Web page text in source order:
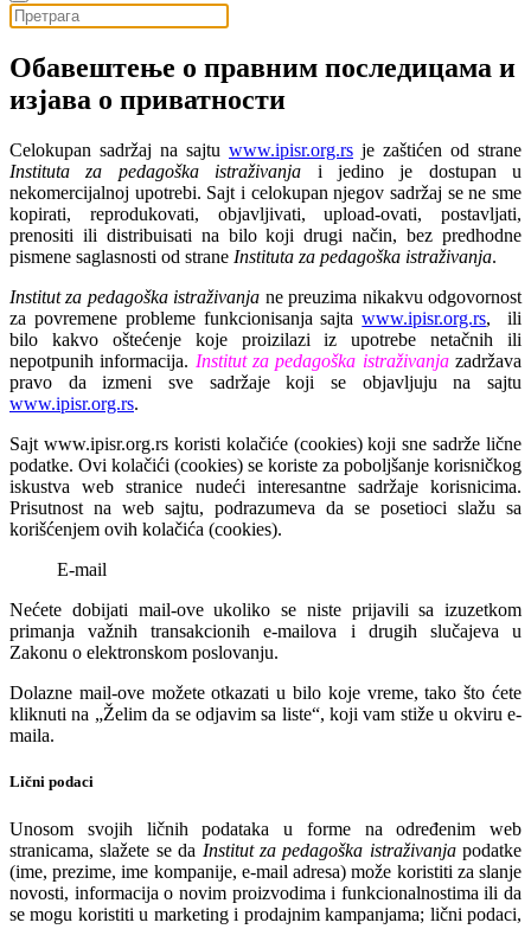
Обавештење о правним последицама и
изјава о приватности
Celokupan sadržaj na sajtu www.ipisr.org.rs je zaštićen od strane
Instituta za pedagoška istraživanja i jedino je dostupan u
nekomercijalnoj upotrebi. Sajt i celokupan njegov sadržaj se ne sme
kopirati, reprodukovati, objavljivati, upload-ovati, postavljati,
prenositi ili distribuisati na bilo koji drugi način, bez predhodne
pismene saglasnosti od strane Instituta za pedagoška istraživanja.
Institut za pedagoška istraživanja ne preuzima nikakvu odgovornost
za povremene probleme funkcionisanja sajtawww.ipisr.org.rs, ili
bilo kakvo oštećenje koje proizilazi iz upotrebe netačnih ili
nepotpunih informacija. Institut za pedagoška istraživanjazadržava
pravo da izmeni sve sadržaje koji se objavljuju na sajtu
www.ipisr.org.rs.
Sajt www.ipisr.org.rs koristi kolačiće (cookies) koji sne sadrže lične
podatke. Ovi kolačići (cookies) se koriste za poboljšanje korisničkog
iskustva web stranice nudeći interesantne sadržaje korisnicima.
Prisutnost na web sajtu, podrazumeva da se posetioci slažu sa
korišćenjem ovih kolačića (cookies).
E-mail
Nećete dobijati mail-ove ukoliko se niste prijavili sa izuzetkom
primanja važnih transakcionih e-mailova i drugih slučajeva u
Zakonu o elektronskom poslovanju.
Dolazne mail-ove možete otkazati u bilo koje vreme, tako što ćete
kliknuti na „Želim da se odjavim sa liste“, koji vam stiže u okviru e-
maila.
Lični podaci
Unosom svojih ličnih podataka u forme na određenim web
stranicama, slažete se da Institut za pedagoška istraživanjapodatke
(ime, prezime, ime kompanije, e-mail adresa) može koristiti za slanje
novosti, informacija o novim proizvodima i funkcionalnostima ili da
se mogu koristiti u marketing i prodajnim kampanjama; lični podaci,